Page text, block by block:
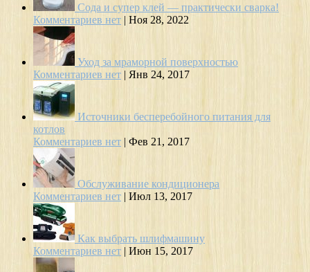
Сода и супер клей — практически сварка!
Комментариев нет | Ноя 28, 2022
Уход за мраморной поверхностью
Комментариев нет | Янв 24, 2017
Источники бесперебойного питания для
котлов
Комментариев нет | Фев 21, 2017
Обслуживание кондиционера
Комментариев нет | Июл 13, 2017
Как выбрать шлифмашину
Комментариев нет | Июн 15, 2017